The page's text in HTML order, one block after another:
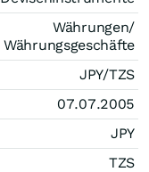
Währungen/
Währungsgeschäfte
JPY/TZS
07.07.2005
JPY
TZS